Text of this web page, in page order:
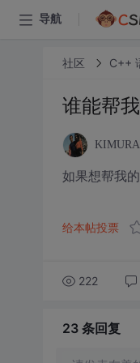
导航
社区 C++
谁能帮
如果想帮我
给本帖投票
222
23 条回复